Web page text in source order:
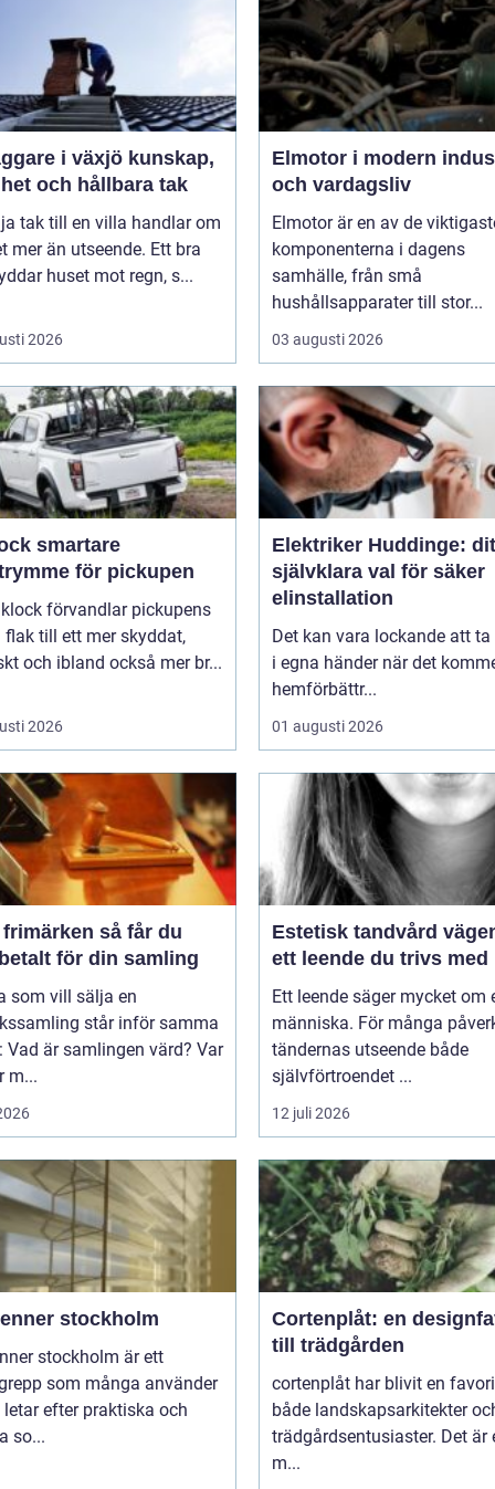
i växjö kunskap,
och hållbara tak
tak till en villa handlar om
mer än utseende. Ett bra
huset mot regn, s...
2026
Elmotor i modern
och vardagsliv
Elmotor är en av de
komponenterna i dagens
samhälle, från små
hushållsapparater till stor...
03 augusti 2026
för pickupen
förvandlar pickupens
flak till ett mer skyddat,
och ibland också mer br...
2026
Elektriker Huddinge:
självklara val för säker
elinstallation
Det kan vara lockande att ta
i egna händer när det
hemförbättr...
01 augusti 2026
så får du
för din samling
som vill sälja en
står inför samma
Vad är samlingen värd? Var
m...
Estetisk tandvård vägen till
ett leende du trivs med
Ett leende säger mycket om
människa. För många
tändernas utseende både
självförtroendet ...
12 juli 2026
stockholm
stockholm är ett
som många använder
letar efter praktiska och
so...
Cortenplåt: en
till trädgården
cortenplåt har blivit en
både landskapsarkitekter
trädgårdsentusiaster. Det är
m...